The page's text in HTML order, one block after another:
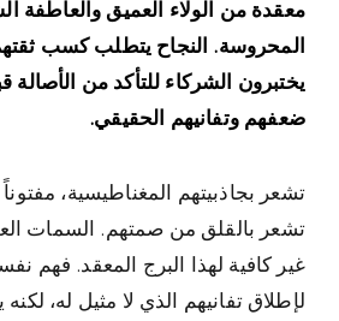
معقدة من الولاء العميق والعاطفة
المحروسة. النجاح يتطلب كسب
يختبرون الشركاء للتأكد من
ضعفهم وتفانيهم الحقيقي.
تشعر بجاذبيتهم المغناطيسية،
تشعر بالقلق من صمتهم. السمات
غير كافية لهذا البرج المعقد. فهم
لإطلاق تفانيهم الذي لا مثيل له،